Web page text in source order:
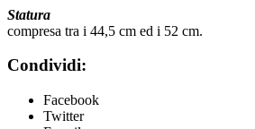
Statura
compresa tra i 44,5 cm ed i 52 cm.
Condividi:
Facebook
Twitter